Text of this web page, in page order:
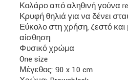
Κολάρο από αληθινή γούνα
Κρυφή θηλιά για να δένει
Εύκολο στη χρήση, ζεστό
αίσθηση
Φυσικό χρώμα
One size
Μέγεθος: 90 x 10 cm